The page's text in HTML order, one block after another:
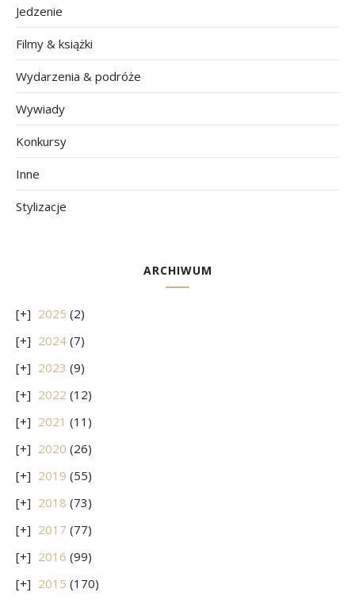
Jedzenie
Filmy & książki
Wydarzenia & podróże
Wywiady
Konkursy
Inne
Stylizacje
ARCHIWUM
2025 (2)
2024 (7)
2023 (9)
2022 (12)
2021 (11)
2020 (26)
2019 (55)
2018 (73)
2017 (77)
2016 (99)
2015 (170)